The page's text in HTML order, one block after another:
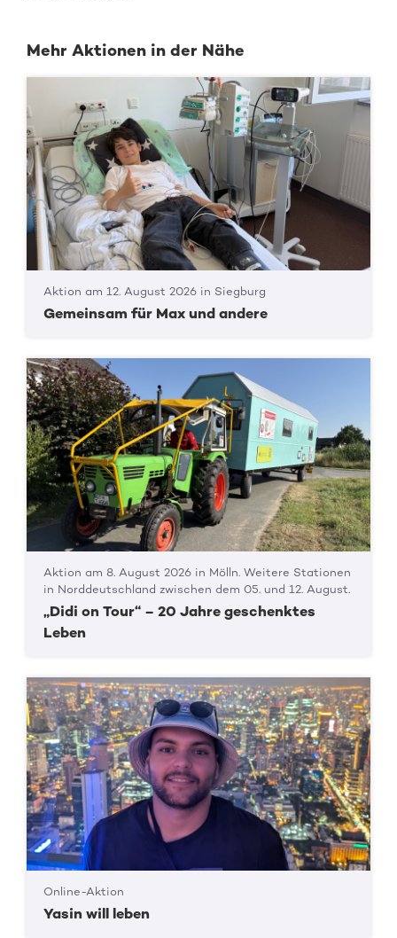
Mehr Aktionen in der Nähe
Aktion am 12. August 2026 in Siegburg
Gemeinsam für Max und andere
Aktion am 8. August 2026 in Mölln. Weitere Stationen
in Norddeutschland zwischen dem 05. und 12. August.
„Didi on Tour“ – 20 Jahre geschenktes
Leben
Online-Aktion
Yasin will leben